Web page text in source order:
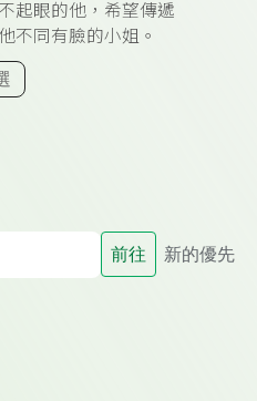
起眼的他，希望傳遞
不同有臉的小姐。
前往 新的優先